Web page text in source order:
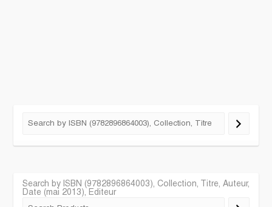
Search by ISBN (9782896864003), Collection, Titre, Auteur,
Date (mai 2013), Editeur